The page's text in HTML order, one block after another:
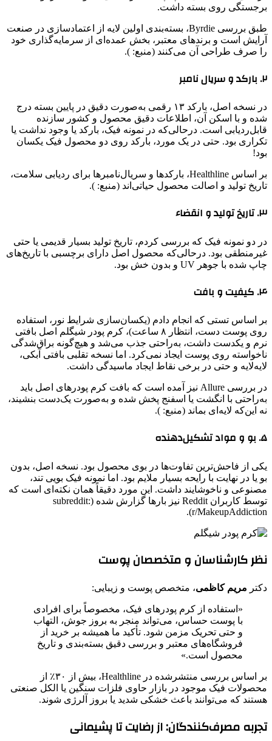
برجستگی روی بسته داشت.
طبق بررسی Byrdie، بسته‌بندی اولین لایه از اعتمادسازی در صنعت
آرایش است و برندهای معتبر، بخش عمده‌ای از سرمایه‌گذاری خود
را صرف طراحی آن می‌کنند (منبع: ).
۲. بارکد و سریال نامبر
در نسخه اصل، بارکد ۱۳ رقمی به‌صورت دقیق در پایین بسته درج
شده و با اسکن آن، اطلاعات دقیق محصول و کشور سازنده
قابل‌ردیابی است. درحالی‌که در نمونه فیک، بارکد یا وجود نداشت یا
تکراری بود. حتی در یک مورد، بارکد روی دو محصول فیک یکسان
بود!
بر اساس Healthline، بارکدها و سریال‌نامبرها برای ردیابی سلامت،
تاریخ تولید و اصالت محصول حیاتی‌اند (منبع: ).
۳. تاریخ تولید و انقضاء
در دو نمونه فیک که بررسی کردم، تاریخ تولید بسیار قدیمی یا حتی
غیرمنطقی بود. درحالی‌که محصول اصل دارای برچسبی با تاریخ‌های
چاپ شده با جوهر UV و بدون خش بود.
۴. کیفیت و بافت
بر اساس تستی که انجام دادم (یکسان‌سازی شرایط نور، استفاده
روی پوست دست، انتظار ۸ ساعت)، کرم پودر شیگلم اصل بافتی
نرم و یکدست داشت، به‌راحتی جذب می‌شد و هیچ‌گونه براق‌شدگی
ناخواسته روی پوست ایجاد نمی‌کرد. اما نسخه تقلبی بافتی آبکی،
لایه‌لایه و حتی در برخی نقاط ایجاد ماسیدگی داشت.
در بررسی Allure نیز آمده است که بافت کرم پودرهای اصل باید
به‌راحتی با انگشت یا اسفنج پخش شده و به‌صورت یک‌دست بنشیند،
نه این‌که لایه‌ای بماند (منبع: ).
۵. بو و مواد تشکیل‌دهنده
یکی از فاحش‌ترین تفاوت‌ها در بوی محصول بود. نسخه اصل، بدون
بو یا در نهایت با رایحه بسیار ملایم بود. اما نمونه فیک بویی تند،
مصنوعی و ناخوشایند داشت. این مورد دقیقاً همان نکته‌ای است که
توسط کاربران Reddit نیز بارها گزارش شده (subreddit:
r/MakeupAddiction).
نظر کارشناسان و متخصصان پوست
دکتر مریم کاظمی، متخصص پوست و زیبایی:
«استفاده از کرم پودرهای فیک، مخصوصاً برای افرادی
با پوست حساس، می‌تواند منجر به بروز جوش، التهاب
و حتی تحریک مزمن شود. تأکید ما همیشه بر خرید از
فروشگاه‌های معتبر و بررسی دقیق بسته‌بندی و تاریخ
محصول است.»
بر اساس بررسی منتشرشده در Healthline، بیش از ۳۰٪ از
محصولات فیک موجود در بازار حاوی فلزات سنگین یا الکل صنعتی
هستند که می‌توانند باعث خشکی شدید یا بروز آلرژی شوند.
تجربه مصرف‌کنندگان: از رضایت تا پشیمانی